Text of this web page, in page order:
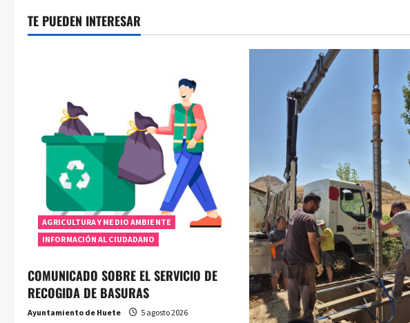
TE PUEDEN INTERESAR
AGRICULTURA Y MEDIO AMBIENTE
INFORMACIÓN AL CIUDADANO
COMUNICADO SOBRE EL SERVICIO DE
RECOGIDA DE BASURAS
Ayuntamiento de Huete 5 agosto 2026